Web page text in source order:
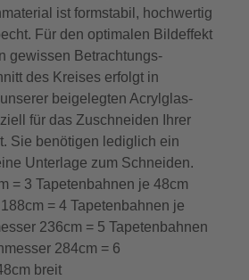
ist formstabil, hochwertig
Für den optimalen Bildeffekt
gewissen Betrachtungs-
des Kreises erfolgt in
beigelegten Acrylglas-
für das Zuschneiden Ihrer
Sie benötigen lediglich ein
Unterlage zum Schneiden.
= 3 Tapetenbahnen je 48cm
= 4 Tapetenbahnen je
236cm = 5 Tapetenbahnen
284cm = 6
breit